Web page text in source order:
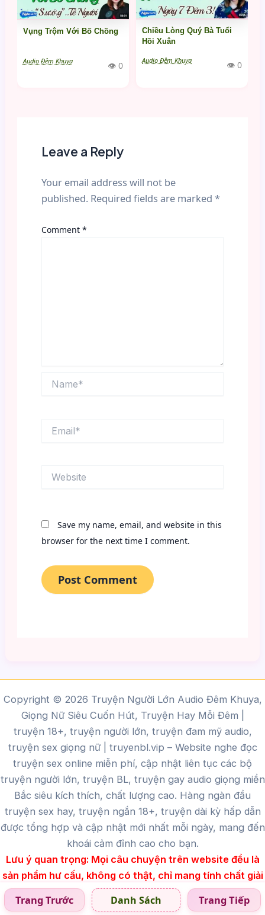
Vụng Trộm Với Bố Chồng
Audio Đêm Khuya 👁 0
Chiều Lòng Quý Bà Tuổi
Hồi Xuân
Audio Đêm Khuya 👁 0
Leave a Reply
Your email address will not be
published. Required fields are marked *
Comment *
Save my name, email, and website in this
browser for the next time I comment.
Trang Trước Danh Sách Trang Tiếp
Copyright © 2026 Truyện Người Lớn Audio Đêm Khuya,
Giọng Nữ Siêu Cuốn Hút, Truyện Hay Mỗi Đêm |
truyện 18+, truyện người lớn, truyện đam mỹ audio,
truyện sex giọng nữ | truyenbl.vip – Website nghe đọc
truyện sex online miễn phí, cập nhật liên tục các bộ
truyện người lớn, truyện BL, truyện gay audio giọng miền
Bắc siêu kích thích, chất lượng cao. Hàng ngàn đầu
truyện sex hay, truyện ngắn 18+, truyện dài kỳ hấp dẫn
được tổng hợp và cập nhật mới nhất mỗi ngày, mang đến
khoái cảm đỉnh cao cho bạn.
Lưu ý quan trọng: Mọi câu chuyện trên website đều là
sản phẩm hư cấu, không có thật, chỉ mang tính chất giải
trí dành cho người trên 18 tuổi.